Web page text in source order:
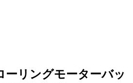
ーリングモーターバッ